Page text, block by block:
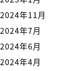
2024年11月
2024年7月
2024年6月
2024年4月